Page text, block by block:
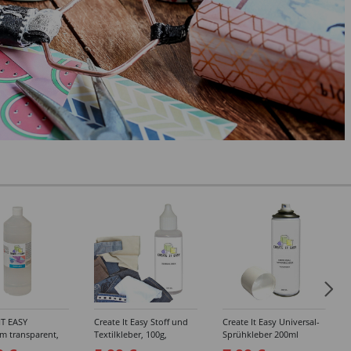
EASY
transparent,
Create It Easy Stoff und
Textilkleber, 100g,
Kunststoffflasche mit
Create It Easy Universal-
Sprühkleber 200ml
(permanent)